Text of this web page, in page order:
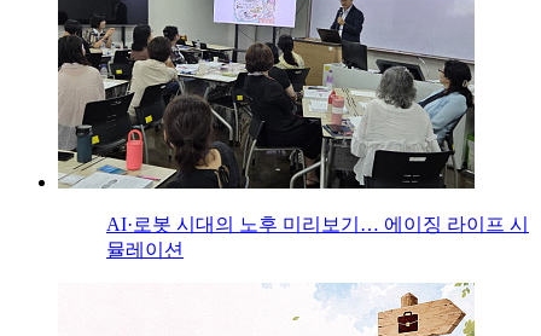
AI·로봇 시대의 노후 미리보기… 에이징 라이프 시
뮬레이션